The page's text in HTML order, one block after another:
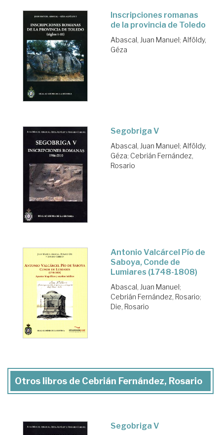
Inscripciones romanas
de la provincia de Toledo
Abascal, Juan Manuel; Alföldy,
Géza
Segobriga V
Abascal, Juan Manuel; Alföldy,
Géza; Cebrián Fernández,
Rosario
Antonio Valcárcel Pío de
Saboya, Conde de
Lumiares (1748-1808)
Abascal, Juan Manuel;
Cebrián Fernández, Rosario;
Die, Rosario
Otros libros de Cebrián Fernández, Rosario
Segobriga V